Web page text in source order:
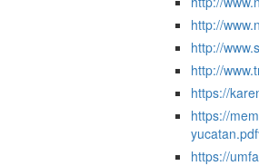
http://
http://
http://
https://
https://
https://